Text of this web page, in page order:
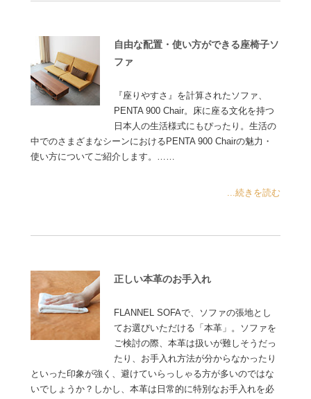
自由な配置・使い方ができる座椅子ソ
ファ
『座りやすさ』を計算されたソファ、
PENTA 900 Chair。床に座る文化を持つ
日本人の生活様式にもぴったり。生活の
中でのさまざまなシーンにおけるPENTA 900 Chairの魅力・
使い方についてご紹介します。……
...続きを読む
正しい本革のお手入れ
FLANNEL SOFAで、ソファの張地とし
てお選びいただける「本革」。ソファを
ご検討の際、本革は扱いが難しそうだっ
たり、お手入れ方法が分からなかったり
といった印象が強く、避けていらっしゃる方が多いのではな
いでしょうか？しかし、本革は日常的に特別なお手入れを必